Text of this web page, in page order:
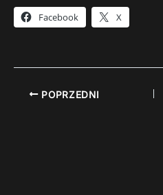
Facebook X
POPRZEDNI